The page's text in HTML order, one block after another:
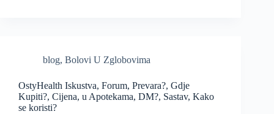
blog, Bolovi U Zglobovima
OstyHealth Iskustva, Forum, Prevara?, Gdje
Kupiti?, Cijena, u Apotekama, DM?, Sastav, Kako
se koristi?